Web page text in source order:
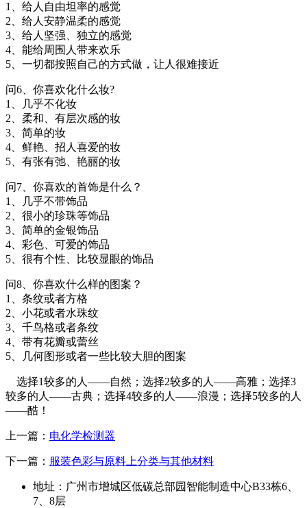
1、给人自由坦率的感觉
2、给人安静温柔的感觉
3、给人坚强、独立的感觉
4、能给周围人带来欢乐
5、一切都按照自己的方式做，让人很难接近
问6、你喜欢化什么妆?
1、几乎不化妆
2、柔和、有层次感的妆
3、简单的妆
4、鲜艳、招人喜爱的妆
5、有张有弛、艳丽的妆
问7、你喜欢的首饰是什么？
1、几乎不带饰品
2、很小的珍珠等饰品
3、简单的金银饰品
4、彩色、可爱的饰品
5、很有个性、比较显眼的饰品
问8、你喜欢什么样的图案？
1、条纹或者方格
2、小花或者水珠纹
3、千鸟格或者条纹
4、带有花瓣或蕾丝
5、几何图形或者一些比较大胆的图案
选择1较多的人——自然；选择2较多的人——高雅；选择3
较多的人——古典；选择4较多的人——浪漫；选择5较多的人
——酷！
上一篇： 电化学检测器
下一篇： 服装色彩与原料上分类与其他材料
地址：广州市增城区低碳总部园智能制造中心B33栋6、
7、8层